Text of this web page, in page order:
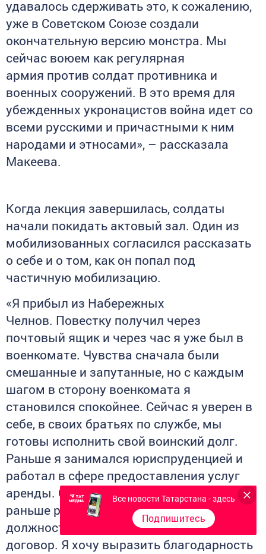
удавалось сдерживать это, к сожалению,
уже в Советском Союзе создали
окончательную версию монстра. Мы
сейчас воюем как регулярная
армия против солдат противника и
военных сооружений. В это время для
убежденных укронацистов война идет со
всеми русскими и причастными к ним
народами и этносами», – рассказала
Макеева.
Когда лекция завершилась, солдаты
начали покидать актовый зал. Один из
мобилизованных согласился рассказать
о себе и о том, как он попал под
частичную мобилизацию.
«Я прибыл из Набережных
Челнов. Повестку получил через
почтовый ящик и через час я уже был в
военкомате. Чувства сначала были
смешанные и запутанные, но с каждым
шагом в сторону военкомата я
становился спокойнее. Сейчас я уверен в
себе, в своих братьях по службе, мы
готовы исполнить свой воинский долг.
Раньше я занимался юриспруденцией и
работал в сфере предоставления услуг
аренды. Со стороны предприятия, где я
раньше работал, мне сохранили
должность и заморозили трудовой
договор. Я хочу выразить благодарность
Все новости Татарстана - здесь
Подпишитесь